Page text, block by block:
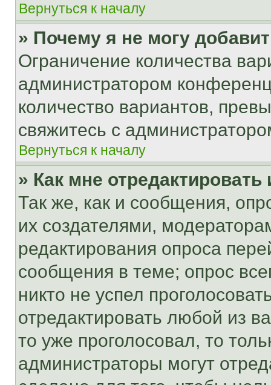
Вернуться к началу
» Почему я не могу
Ограничение количества
администратором
количество вариантов,
свяжитесь с
Вернуться к началу
» Как мне
Так же, как и сообщения,
их создателями,
редактирования опроса
сообщения в теме; опрос
никто не успел
отредактировать любой из
то уже проголосовал, то
администраторы могут